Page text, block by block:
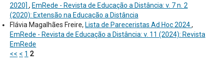
2020] , EmRede - Revista de Educação a Distância: v. 7 n. 2
(2020): Extensão na Educação a Distância
Flávia Magalhães Freire, Lista de Pareceristas Ad Hoc 2024,
EmRede - Revista de Educação a Distância: v. 11 (2024): Revista
EmRede
<< < 1 2